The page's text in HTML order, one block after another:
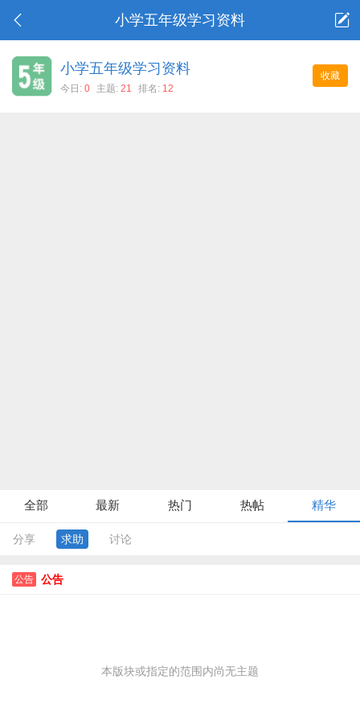
小学五年级学习资料
收藏
小学五年级学习资料
今日: 0 主题: 21 排名: 12
全部 最新 热门 热帖 精华
分享 求助 讨论
公告 公告
本版块或指定的范围内尚无主题